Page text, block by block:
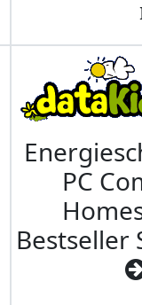
PC
Bestseller